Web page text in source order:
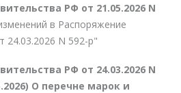
РФ от 21.05.2026 N
в Распоряжение
24.03.2026 N 592-р"
РФ от 24.03.2026 N
О перечне марок и